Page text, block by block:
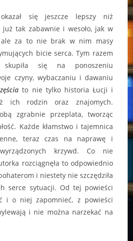
się jeszcze lepszy niż
tak zabawnie i wesoło, jak w
za to nie brak w nim masy
bicie serca. Tym razem
skupiła się na ponoszeniu
czyny, wybaczaniu i dawaniu
to nie tylko historia Łucji i
ich rodzin oraz znajomych.
zgrabnie przeplata, tworząc
Każde kłamstwo i tajemnica
teraz czas na naprawę i
krzywd. Co nie
rozciągnęła to odpowiednio
i niestety nie szczędziła
serce sytuacji. Od tej powieści
i o niej zapomnieć, z powieści
i nie można narzekać na